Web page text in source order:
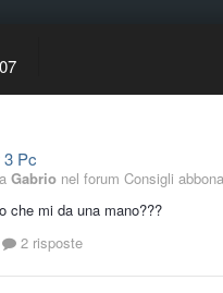
Pc
Gabrio nel forum Consigli
che mi da una mano???
2 risposte